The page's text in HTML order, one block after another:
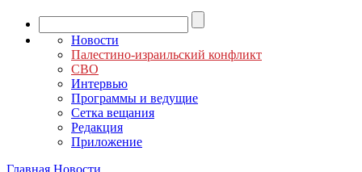
Новости
Палестино-израильский конфликт
СВО
Интервью
Программы и ведущие
Сетка вещания
Редакция
Приложение
Главная Новости